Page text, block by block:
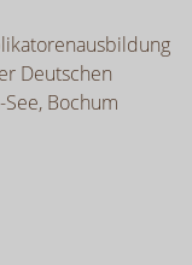
Deutschen
Bochum